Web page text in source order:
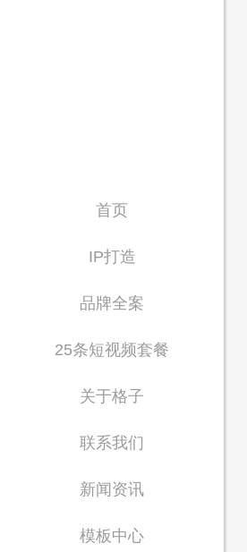
首页
IP打造
品牌全案
25条短视频套餐
关于格子
联系我们
新闻资讯
模板中心